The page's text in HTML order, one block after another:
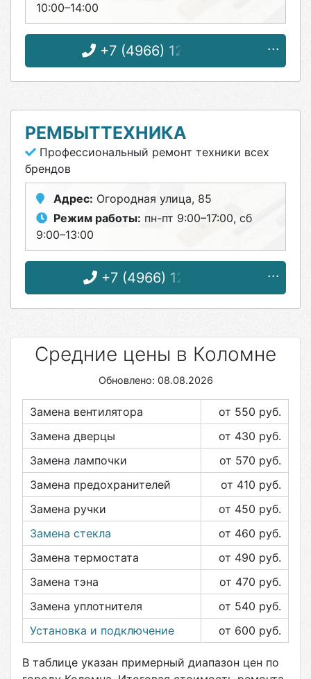
10:00–14:00
+7 (4966) 12-57-50
РЕМБЫТТЕХНИКА
Профессиональный ремонт техники всех
брендов
Адрес: Огородная улица, 85
Режим работы: пн-пт 9:00–17:00, сб
9:00–13:00
+7 (4966) 12-25-18
Средние цены в Коломне
Обновлено: 08.08.2026
Замена вентилятора от 550 руб.
Замена дверцы
от 430 руб.
Замена лампочки
от 570 руб.
Замена предохранителей
от 410 руб.
Замена ручки
от 450 руб.
Замена стекла
от 460 руб.
Замена термостата
от 490 руб.
Замена тэна
от 470 руб.
Замена уплотнителя
от 540 руб.
Установка и подключение
от 600 руб.
В таблице указан примерный диапазон цен по